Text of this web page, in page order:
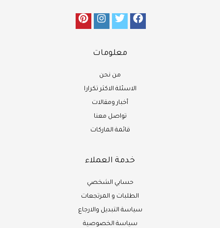
معلومات
من نحن
الاسئلة الاكثر تكرارا
أخبار ومقالات
تواصل معنا
قائمة الماركات
خدمة العملاء
حسابي الشخصي
الطلبات و المرتجعات
سياسة التبديل والارجاع
سياسة الخصوصية